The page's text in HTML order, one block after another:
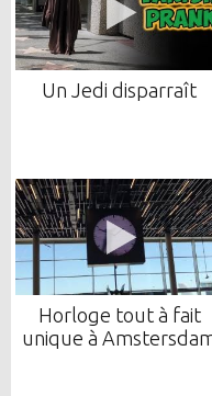
Un Jedi disparraît
Horloge tout à fait
unique à